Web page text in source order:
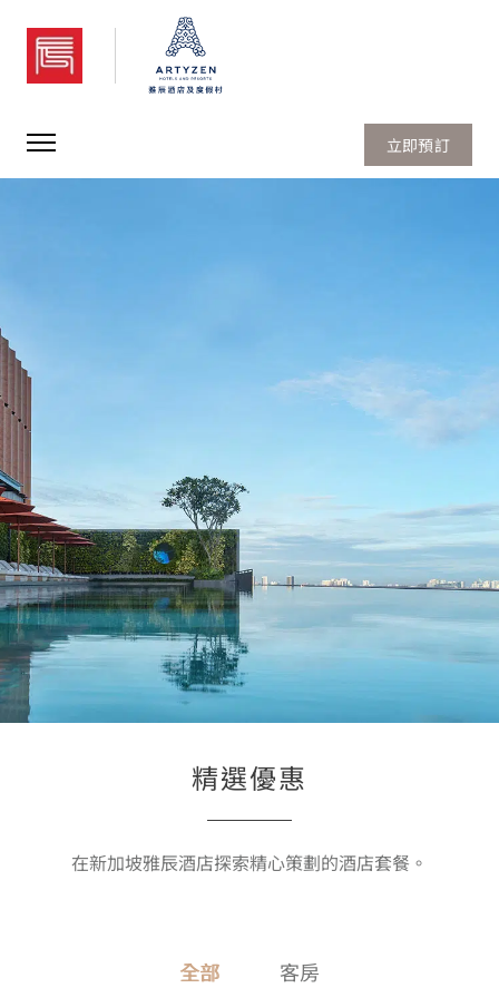
新加坡雅辰酒店
立即預訂
精選優惠
在新加坡雅辰酒店探索精心策劃的酒店套餐。
全部 客房